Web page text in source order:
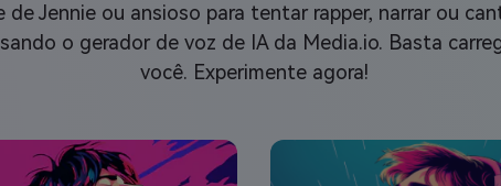
Jennie ou ansioso para tentar rapper, narrar ou
o gerador de voz de IA da Media.io. Basta
você. Experimente agora!